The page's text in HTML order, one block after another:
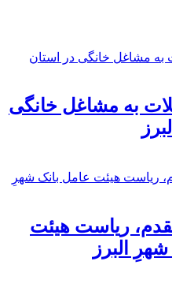
به مشاغل خانگی
ریاست هیئت
البرز